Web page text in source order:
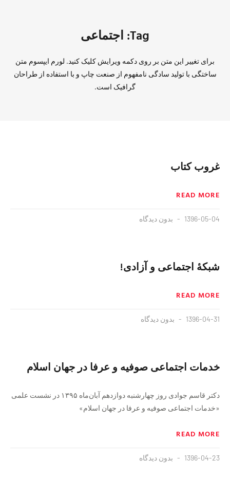
Tag: اجتماعی
برای تغییر این متن بر روی دکمه ویرایش کلیک کنید. لورم ایپسوم متن
ساختگی با تولید سادگی نامفهوم از صنعت چاپ و با استفاده از طراحان
گرافیک است.
غروب کتاب
READ MORE
1396-05-04 بدون دیدگاه
شبکهٔ اجتماعی و آزادی!
READ MORE
1396-04-31 بدون دیدگاه
خدمات اجتماعی صوفیه و عرفا در جهان اسلام
دکتر قاسم جوادی روز چهارشنبه دوازدهم آبان‌ماه ۱۳۹۵ در نشست علمی
«خدمات اجتماعی صوفیه و عرفا در جهان اسلام»
READ MORE
1396-04-23 بدون دیدگاه